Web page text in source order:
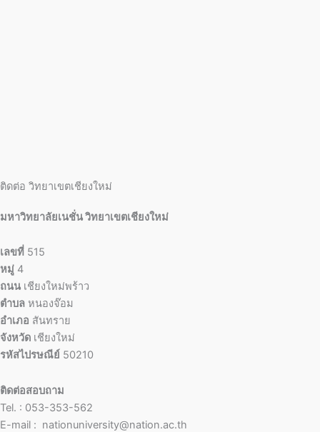
ติดต่อ วิทยาเขตเชียงใหม่
มหาวิทยาลัยเนชั่น วิทยาเขตเชียงใหม่
เลขที่ 515
หมู่ 4
ถนน เชียงใหม่พร้าว
ตำบล หนองจ๊อม
อำเภอ สันทราย
จังหวัด เชียงใหม่
รหัสไปรษณีย์ 50210
ติดต่อสอบถาม
Tel. : 053-353-562
E-mail : nationuniversity@nation.ac.th